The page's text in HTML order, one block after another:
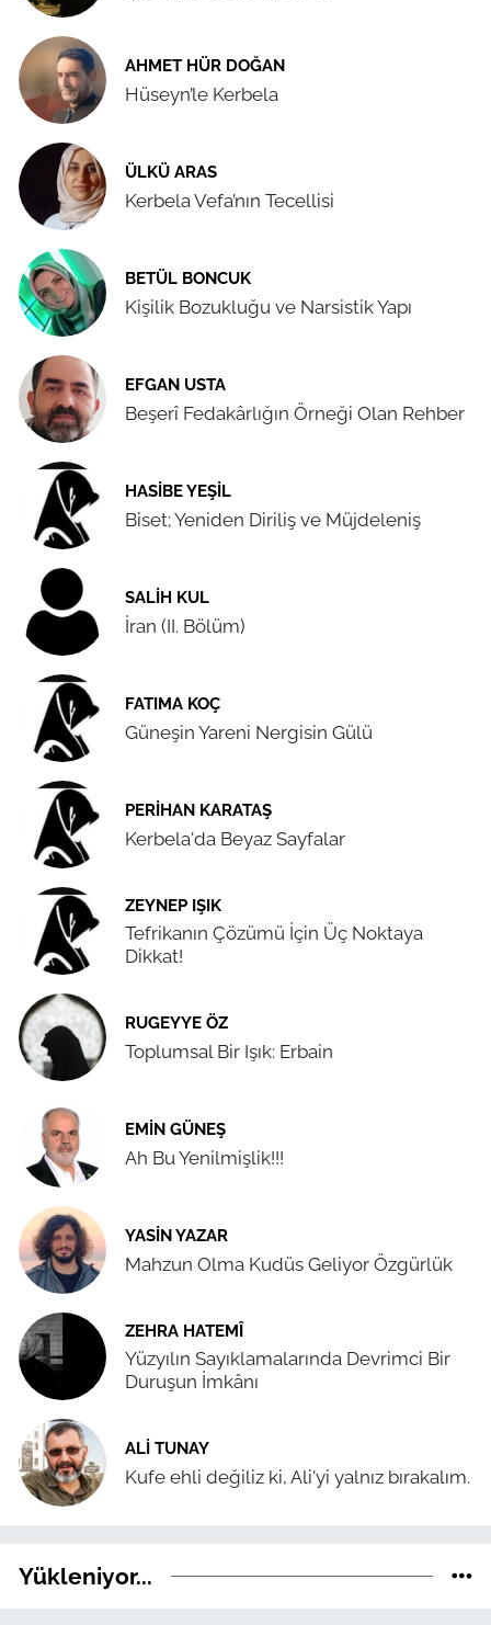
AHMET HÜR DOĞAN
Hüseyn’le Kerbela
ÜLKÜ ARAS
Kerbela Vefa’nın Tecellisi
BETÜL BONCUK
Kişilik Bozukluğu ve Narsistik Yapı
EFGAN USTA
Beşerî Fedakârlığın Örneği Olan Rehber
HASIBE YEŞIL
Biset; Yeniden Diriliş ve Müjdeleniş
SALIH KUL
İran (II. Bölüm)
FATIMA KOÇ
Güneşin Yareni Nergisin Gülü
PERIHAN KARATAŞ
Kerbela'da Beyaz Sayfalar
ZEYNEP IŞIK
Tefrikanın Çözümü İçin Üç Noktaya
Dikkat!
RUGEYYE ÖZ
Toplumsal Bir Işık: Erbain
EMIN GÜNEŞ
Ah Bu Yenilmişlik!!!
YASIN YAZAR
Mahzun Olma Kudüs Geliyor Özgürlük
ZEHRA HATEMÎ
Yüzyılın Sayıklamalarında Devrimci Bir
Duruşun İmkânı
ALI TUNAY
Kufe ehli değiliz ki, Ali'yi yalnız bırakalım.
Yükleniyor...